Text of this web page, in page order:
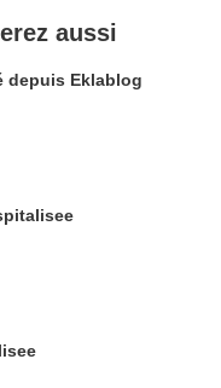
aussi
Article publié depuis Eklablog